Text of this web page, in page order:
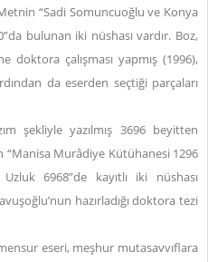
“Sadi Somuncuoğlu ve Konya
bulunan iki nüshası vardır. Boz,
doktora çalışması yapmış (1996),
da eserden seçtiği parçaları
şekliyle yazılmış 3696 beyitten
Murâdiye Kütühanesi 1296
6968”de kayıtlı iki nüshası
hazırladığı doktora tezi
eseri, meşhur mutasavvıflara